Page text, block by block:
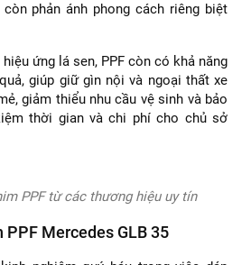
phản ánh phong cách riêng biệt
ứng lá sen, PPF còn có khả năng
giúp giữ gìn nội và ngoại thất xe
giảm thiểu nhu cầu vệ sinh và bảo
thời gian và chi phí cho chủ sở
PPF từ các thương hiệu uy tín
Mercedes GLB 35